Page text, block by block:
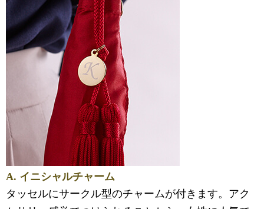
A. イニシャルチャーム
タッセルにサークル型のチャームが付きます。アク